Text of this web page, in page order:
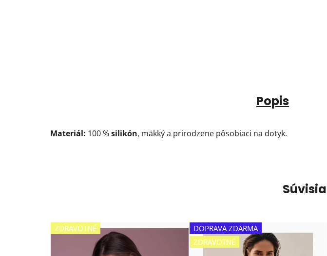
Popis
Materiál: 100 %silikón, mäkký a prirodzene pôsobiaci na dotyk.
ZDRAVOTNÉ
DOPRAVA ZDARMA
ZDRAVOTNÉ